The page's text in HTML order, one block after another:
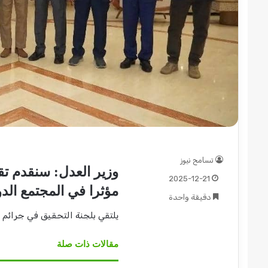
وزير العدل: سنقدم
مؤثرا في المجتمع
يلتقي بلجنة التحقيق في جرائم
مقالات ذات صلة
تسامح نيوز
2025-12-21
دقيقة واحدة
السريع قطاع ولاية شرق
موسم الحصاد
عبد
الماجد
عبد
الحميد
يكتب:
وتغييرات)
مرتقبة..
عبد الماجد عبد
الكهرباء.. (تحقيقات